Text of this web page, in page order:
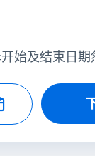
始及结束日